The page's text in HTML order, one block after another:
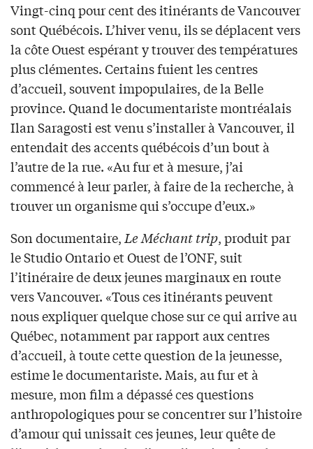
Vingt-cinq pour cent des itinérants de Vancouver
sont Québécois. L’hiver venu, ils se déplacent vers
la côte Ouest espérant y trouver des températures
plus clémentes. Certains fuient les centres
d’accueil, souvent impopulaires, de la Belle
province. Quand le documentariste montréalais
Ilan Saragosti est venu s’installer à Vancouver, il
entendait des accents québécois d’un bout à
l’autre de la rue. «Au fur et à mesure, j’ai
commencé à leur parler, à faire de la recherche, à
trouver un organisme qui s’occupe d’eux.»
Son documentaire,Le Méchant trip, produit par
le Studio Ontario et Ouest de l’ONF, suit
l’itinéraire de deux jeunes marginaux en route
vers Vancouver. «Tous ces itinérants peuvent
nous expliquer quelque chose sur ce qui arrive au
Québec, notamment par rapport aux centres
d’accueil, à toute cette question de la jeunesse,
estime le documentariste. Mais, au fur et à
mesure, mon film a dépassé ces questions
anthropologiques pour se concentrer sur l’histoire
d’amour qui unissait ces jeunes, leur quête de